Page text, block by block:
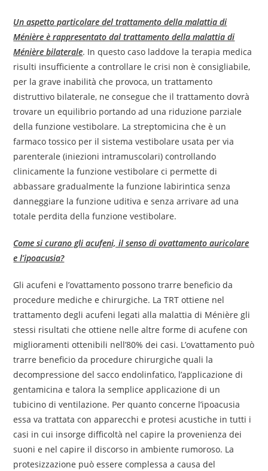
Un aspetto particolare del trattamento della malattia di
Ménière è rappresentato dal trattamento della malattia di
Ménière bilaterale. In questo caso laddove la terapia medica
risulti insufficiente a controllare le crisi non è consigliabile,
per la grave inabilità che provoca, un trattamento
distruttivo bilaterale, ne consegue che il trattamento dovrà
trovare un equilibrio portando ad una riduzione parziale
della funzione vestibolare. La streptomicina che è un
farmaco tossico per il sistema vestibolare usata per via
parenterale (iniezioni intramuscolari) controllando
clinicamente la funzione vestibolare ci permette di
abbassare gradualmente la funzione labirintica senza
danneggiare la funzione uditiva e senza arrivare ad una
totale perdita della funzione vestibolare.
Come si curano gli acufeni, il senso di ovattamento auricolare
e l’ipoacusia?
Gli acufeni e l’ovattamento possono trarre beneficio da
procedure mediche e chirurgiche. La TRT ottiene nel
trattamento degli acufeni legati alla malattia di Ménière gli
stessi risultati che ottiene nelle altre forme di acufene con
miglioramenti ottenibili nell’80% dei casi. L’ovattamento può
trarre beneficio da procedure chirurgiche quali la
decompressione del sacco endolinfatico, l’applicazione di
gentamicina e talora la semplice applicazione di un
tubicino di ventilazione. Per quanto concerne l’ipoacusia
essa va trattata con apparecchi e protesi acustiche in tutti i
casi in cui insorge difficoltà nel capire la provenienza dei
suoni e nel capire il discorso in ambiente rumoroso. La
protesizzazione può essere complessa a causa del